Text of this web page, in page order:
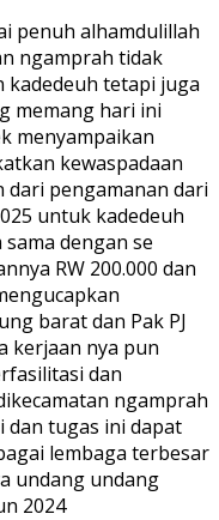
penuh alhamdulillah
ngamprah tidak
kadedeuh tetapi juga
memang hari ini
menyampaikan
kewaspadaan
dari pengamanan dari
untuk kadedeuh
dengan se
RW 200.000 dan
barat dan Pak PJ
kerjaan nya pun
dan
ngamprah
dan tugas ini dapat
lembaga terbesar
undang undang
2024